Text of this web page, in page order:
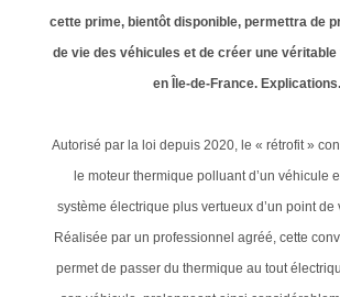
cette prime, bientôt disponible, permettra de
de vie des véhicules et de créer une
en Île-de-France. Explications.
Autorisé par la loi depuis 2020, le « rétrofit »
le moteur thermique polluant d’un véhicule
système électrique plus vertueux d’un point
Réalisée par un professionnel agréé, cette
permet de passer du thermique au tout